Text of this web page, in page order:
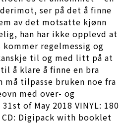
ser på det å finne
av det motsatte kjønn
han har ikke opplevd at
regelmessig og
til og med litt på at
å klare å finne en bra
tilpasse bruken noe fra
med over- og
of May 2018 VINYL: 180
Digipack with booklet